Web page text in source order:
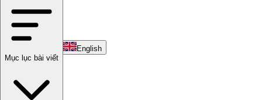
Liên hệ
English
Mục lục bài viết